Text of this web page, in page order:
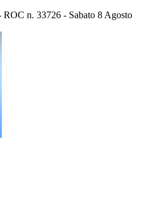
n. 33726 - Sabato 8 Agosto